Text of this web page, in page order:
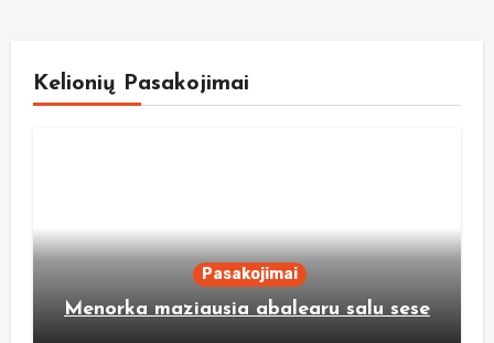
Kelionių Pasakojimai
Pasakojimai
Menorka maziausia abalearu salu sese